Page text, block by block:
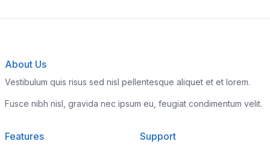
About Us
Vestibulum quis risus sed nisl pellentesque aliquet et et lorem.
Fusce nibh nisl, gravida nec ipsum eu, feugiat condimentum velit.
Features Support